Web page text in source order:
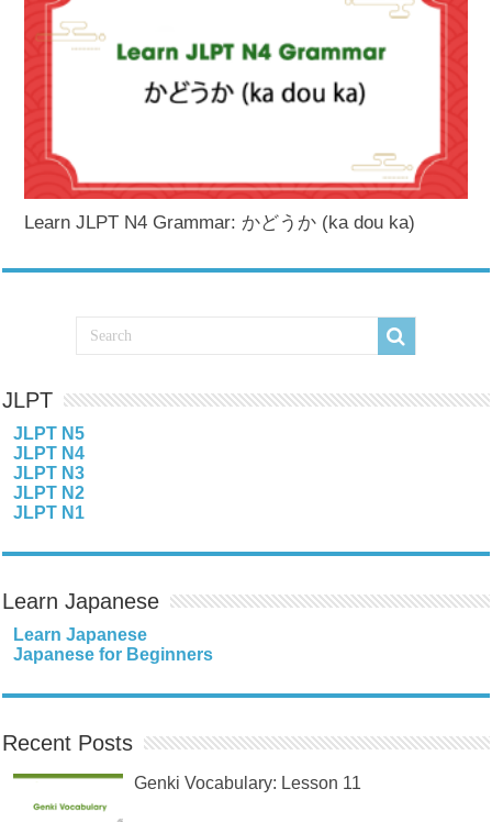
Learn JLPT N4 Grammar: かどうか (ka dou ka)
JLPT
JLPT N5
JLPT N4
JLPT N3
JLPT N2
JLPT N1
Learn Japanese
Learn Japanese
Japanese for Beginners
Recent Posts
Genki Vocabulary: Lesson 11